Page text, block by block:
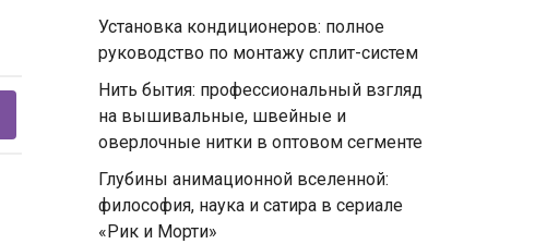
Установка кондиционеров: полное
руководство по монтажу сплит-систем
Нить бытия: профессиональный взгляд
на вышивальные, швейные и
оверлочные нитки в оптовом сегменте
Глубины анимационной вселенной:
философия, наука и сатира в сериале
«Рик и Морти»